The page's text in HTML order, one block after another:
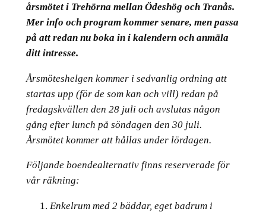
årsmötet i Trehörna mellan Ödeshög och Tranås.
Mer info och program kommer senare, men passa
på att redan nu boka in i kalendern och anmäla
ditt intresse.
Årsmöteshelgen kommer i sedvanlig ordning att
startas upp (för de som kan och vill) redan på
fredagskvällen den 28 juli och avslutas någon
gång efter lunch på söndagen den 30 juli.
Årsmötet kommer att hållas under lördagen.
Följande boendealternativ finns reserverade för
vår räkning:
Enkelrum med 2 bäddar, eget badrum i